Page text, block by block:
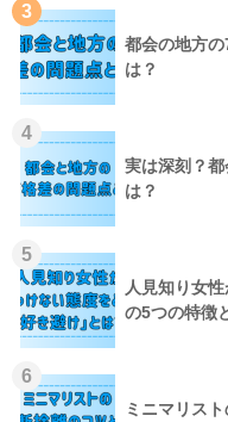
3
都会の地方
は？
4
実は深刻？
は？
5
人見知り女
の5つの特徴
6
ミニマリス